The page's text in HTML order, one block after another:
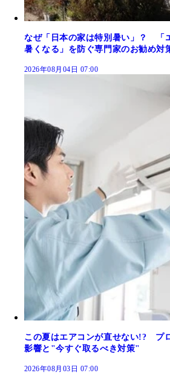
なぜ「日本の家は特別暑い」？ 「
暑くなる」を防ぐ専門家のお勧め対
2026年08月04日 07:00
この夏はエアコンが直せない!? プ
影響と"今すぐ取るべき対策"
2026年08月03日 07:00